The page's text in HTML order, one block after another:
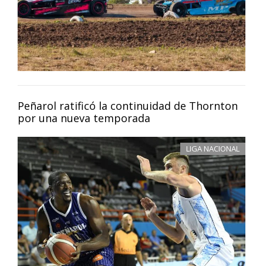
Peñarol ratificó la continuidad de Thornton
por una nueva temporada
LIGA NACIONAL